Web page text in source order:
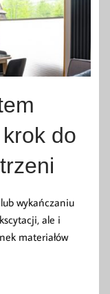
do
wykańczaniu
ale i
materiałów